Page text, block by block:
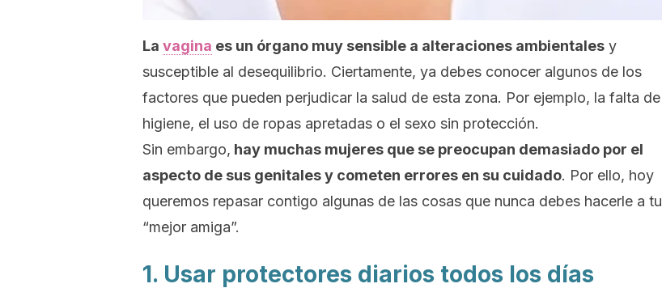
La vagina es un órgano muy sensible a alteraciones ambientales y
susceptible al desequilibrio. Ciertamente, ya debes conocer algunos de los
factores que pueden perjudicar la salud de esta zona. Por ejemplo, la falta de
higiene, el uso de ropas apretadas o el sexo sin protección.
Sin embargo, hay muchas mujeres que se preocupan demasiado por el
aspecto de sus genitales y cometen errores en su cuidado. Por ello, hoy
queremos repasar contigo algunas de las cosas que nunca debes hacerle a tu
“mejor amiga”.
1. Usar protectores diarios todos los días